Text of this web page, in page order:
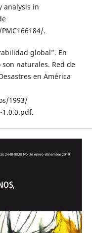
analysis in
.
global”. En
son naturales. Red de
en América
1993/
1.0.0.pdf.